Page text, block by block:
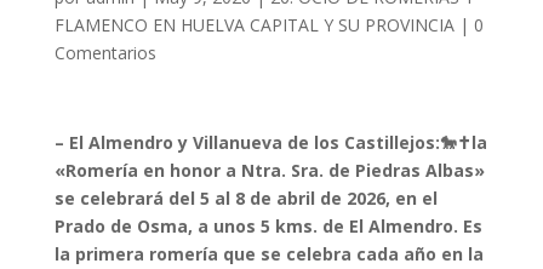
FLAMENCO EN HUELVA CAPITAL Y SU PROVINCIA| 0
Comentarios
– El Almendro y Villanueva de los Castillejos:🐎✝️la
«Romería en honor a Ntra. Sra. de Piedras Albas»
se celebrará del 5 al 8 de abril de 2026, en el
Prado de Osma, a unos 5 kms. de El Almendro. Es
la primera romería que se celebra cada año en la